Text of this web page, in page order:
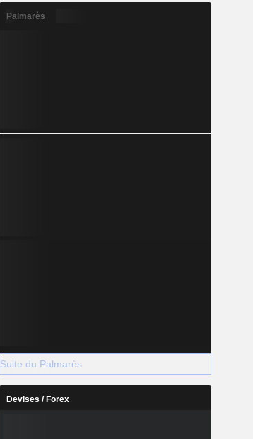
Palmarès
Suite du Palmarès
Devises / Forex